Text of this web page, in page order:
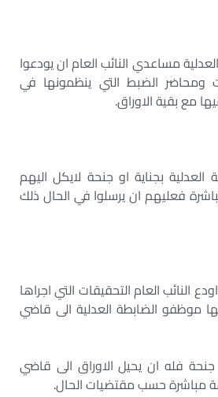
مساعدي النائب العام ان يودعوا
ومحاضر الضبط التي ينظمونها في
مع بقية الاوراق.
العدلية بجناية او جنحة لايكل اليهم
فعليهم ان يرسلوا في الحال ذلك
النائب العام التحقيقات التي اجراها
موظفو الضابطة العدلية الى قاضي
جنحة فله ان يحيل الاوراق الى قاضي
مباشرة حسب مقتضيات الحال.